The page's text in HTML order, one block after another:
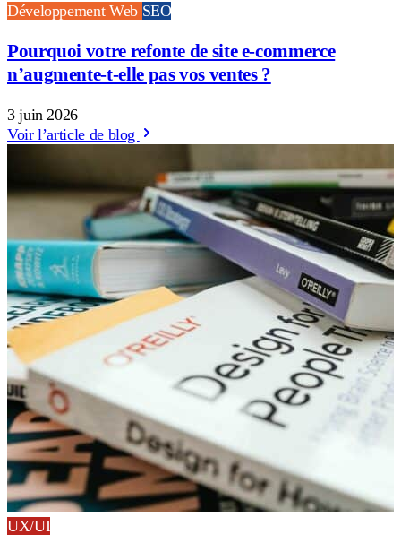
Développement Web SEO
Pourquoi votre refonte de site e-commerce
n’augmente-t-elle pas vos ventes ?
3 juin 2026
Voir l’article de blog
UX/UI